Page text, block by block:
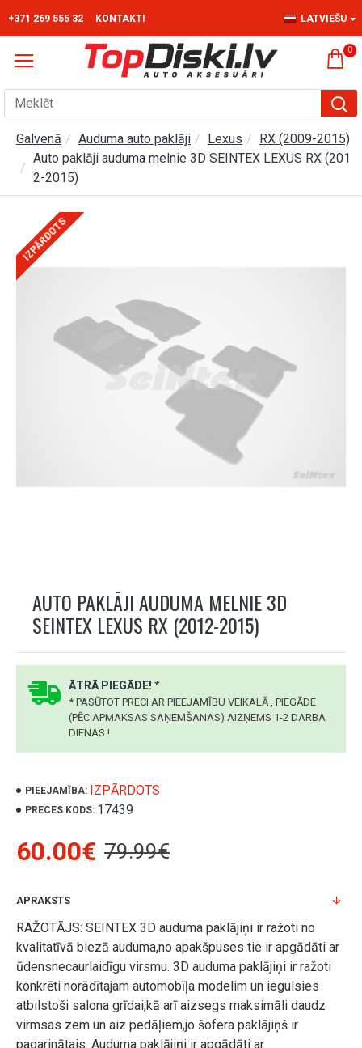
+371 269 555 32 KONTAKTI LATVIEŠU
0
Galvenā Auduma auto paklāji Lexus
RX (2009-2015)
Auto paklāji auduma melnie 3D SEINTEX LEXUS RX (201
2-2015)
IZPĀRDOTS
AUTO PAKLĀJI AUDUMA MELNIE 3D
SEINTEX LEXUS RX (2012-2015)
ĀTRĀ PIEGĀDE! *
* PASŪTOT PRECI AR PIEEJAMĪBU VEIKALĀ , PIEGĀDE
(PĒC APMAKSAS SAŅEMŠANAS) AIZŅEMS 1-2 DARBA
DIENAS !
PIEEJAMĪBA: IZPĀRDOTS
PRECES KODS: 17439
60.00€ 79.99€
APRAKSTS
RAŽOTĀJS: SEINTEX 3D auduma paklājiņi ir ražoti no
kvalitatīvā biezā auduma,no apakšpuses tie ir apgādāti ar
ūdensnecaurlaidīgu virsmu. 3D auduma paklājiņi ir ražoti
konkrēti norādītajam automobīļa modelim un iegulsies
atbilstoši salona grīdai,kā arī aizsegs maksimāli daudz
virmsas zem un aiz pedāļiem,jo šofera paklājiņš ir
pagarinātais. Auduma paklājiņi ir apgādāti ar